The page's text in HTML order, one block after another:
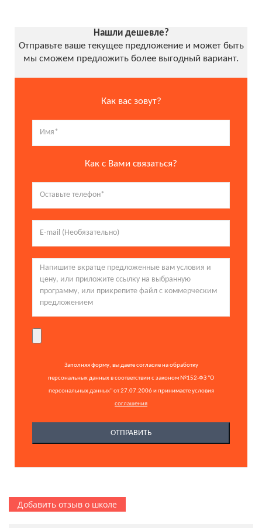
Нашли дешевле?
Отправьте ваше текущее предложение и может быть
мы сможем предложить более выгодный вариант.
Как вас зовут?
Как с Вами связаться?
Заполняя форму, вы даете согласие на обработку
персональных данных в соответствии с законом №152-ФЗ "О
персональных данных" от 27.07.2006 и принимаете условия
соглашения
Добавить отзыв о школе